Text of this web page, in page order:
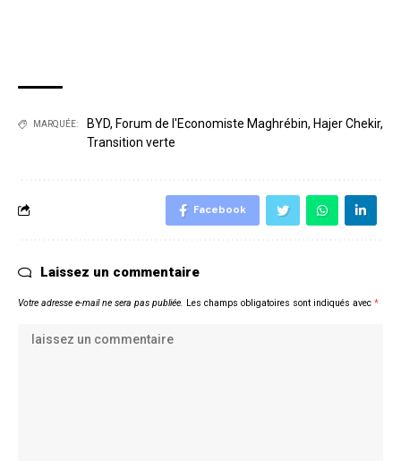
MARQUÉE: BYD, Forum de l'Economiste Maghrébin, Hajer Chekir,
Transition verte
Facebook
Laissez un commentaire
Votre adresse e-mail ne sera pas publiée. Les champs obligatoires sont indiqués avec *